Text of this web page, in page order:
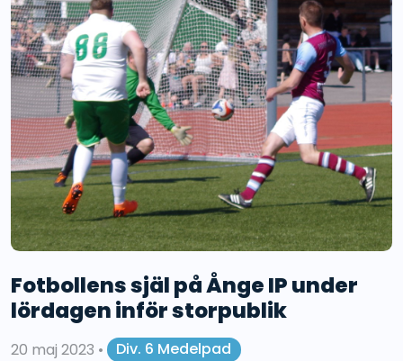
Fotbollens själ på Ånge IP under
lördagen inför storpublik
20 maj 2023 •
Div. 6 Medelpad